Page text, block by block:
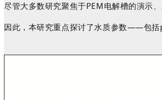
尽管大多数研究聚焦于PEM电解槽的演示
因此，本研究重点探讨了水质参数——包括